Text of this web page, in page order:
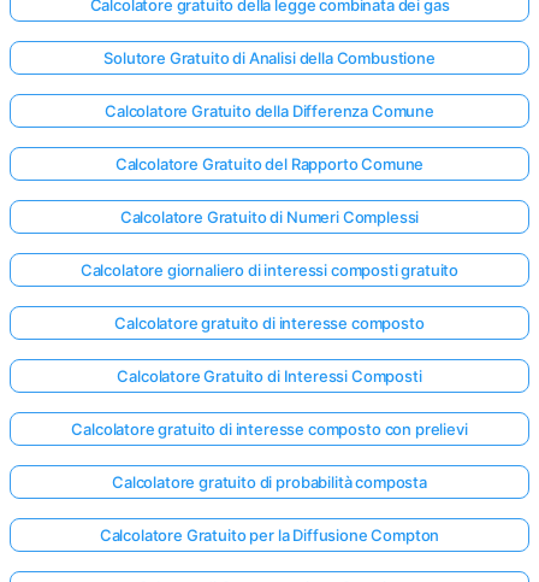
Calcolatore gratuito della legge combinata dei gas
Solutore Gratuito di Analisi della Combustione
Calcolatore Gratuito della Differenza Comune
Calcolatore Gratuito del Rapporto Comune
Calcolatore Gratuito di Numeri Complessi
Calcolatore giornaliero di interessi composti gratuito
Calcolatore gratuito di interesse composto
Calcolatore Gratuito di Interessi Composti
Calcolatore gratuito di interesse composto con prelievi
Calcolatore gratuito di probabilità composta
Calcolatore Gratuito per la Diffusione Compton